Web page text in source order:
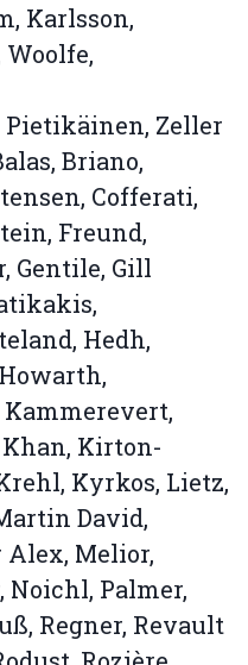
Karlsson,
Pietikäinen, Zeller
Briano,
Cofferati,
Freund,
Gentile, Gill
Hedh,
Kammerevert,
Kirton-
Kyrkos, Lietz,
David,
Alex, Melior,
Noichl, Palmer,
Regner, Revault